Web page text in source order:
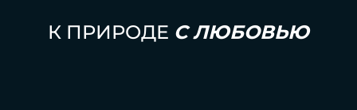
К ПРИРОДЕ С ЛЮБОВЬЮ